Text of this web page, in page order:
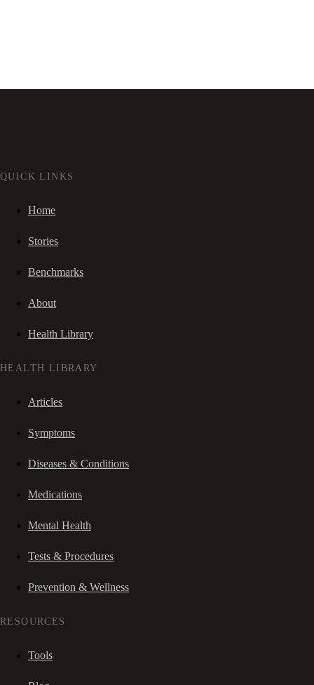
QUICK LINKS
Home
Stories
Benchmarks
About
Health Library
HEALTH LIBRARY
Articles
Symptoms
Diseases & Conditions
Medications
Mental Health
Tests & Procedures
Prevention & Wellness
RESOURCES
Tools